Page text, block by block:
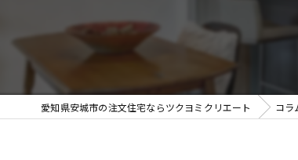
愛知県安城市の注文住宅ならツクヨミクリエート コラ